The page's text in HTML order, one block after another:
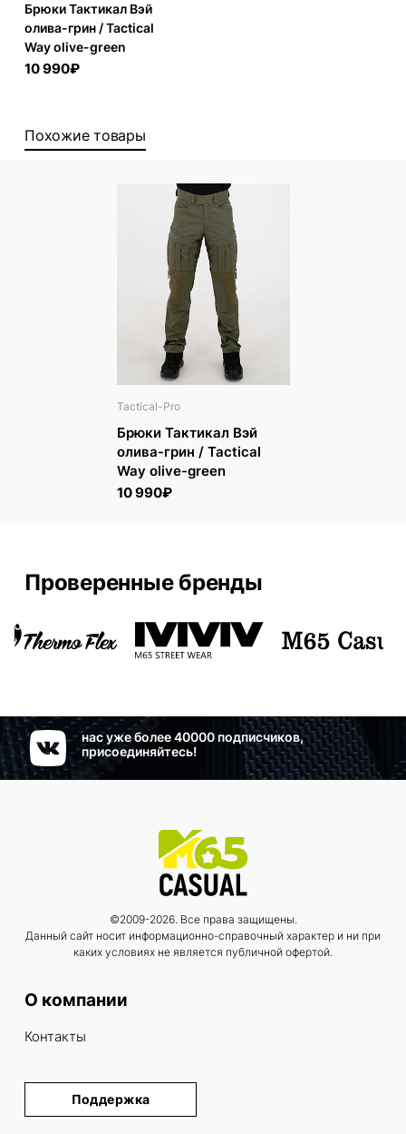
Брюки Тактикал Вэй
олива-грин / Tactical
Way olive-green
10 990₽
Похожие товары
Tactical-Pro
Брюки Тактикал Вэй
олива-грин / Tactical
Way olive-green
10 990₽
Проверенные бренды
нас уже более 40000 подписчиков,
присоединяйтесь!
©2009-2026. Все права защищены.
Данный сайт носит информационно-справочный характер и ни при
каких условиях не является публичной офертой.
О компании
Контакты
Поддержка